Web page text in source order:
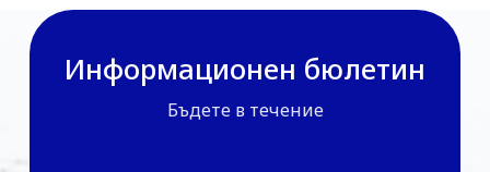
Информационен бюлетин
Бъдете в течение